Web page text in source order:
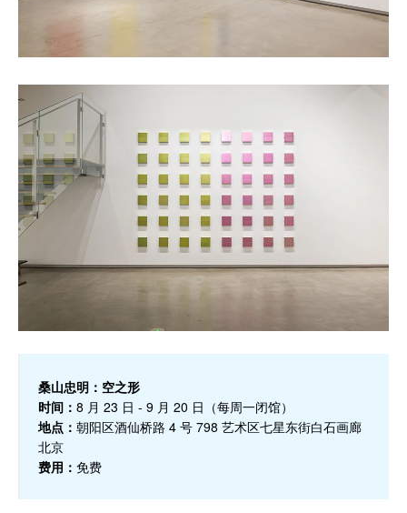
桑山忠明：空之形
时间： 8 月 23 日 - 9 月 20 日（每周一闭馆）
地点： 朝阳区酒仙桥路 4 号 798 艺术区七星东街白石画廊
北京
费用： 免费